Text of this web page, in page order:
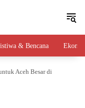
& Bencana
Aceh Besar di